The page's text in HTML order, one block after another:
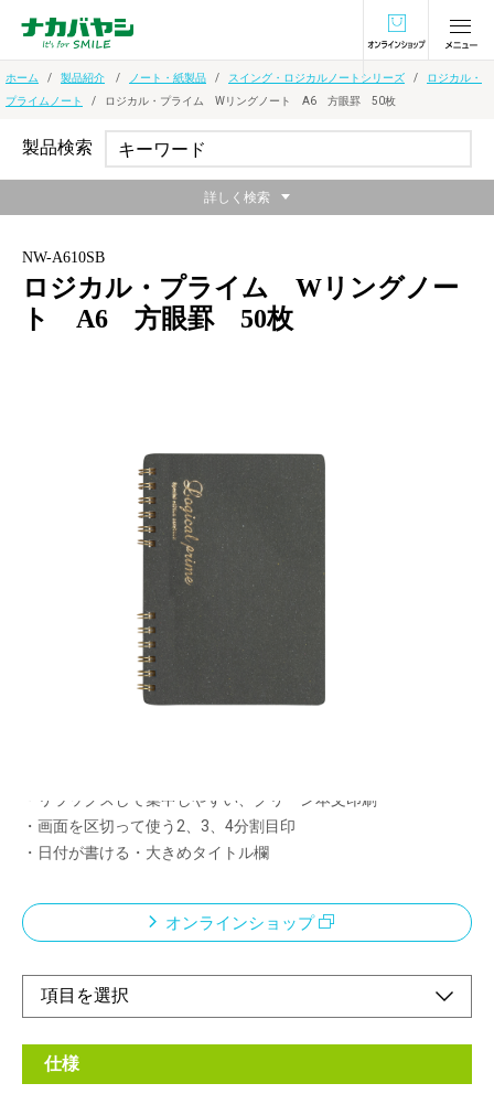
オンラインショ
ホーム 製品紹介 ノート・紙製品 スイング・ロジカルノートシリーズ
ロジカル・
プライムノート
ロジカル・プライム Wリングノート A6 方眼罫 50枚
NW-A610SB
ロジカル・プライム Wリングノー
ト A6 方眼罫 50枚
ロジカル・プライム・Wリングロジカルノート・
ワンランク上の「良質なノート」
プレミアムな7つの特長
サラサラで書きやすい（平滑度が2倍/当社比）
・リラックスして集中しやすい、グリーン本文印刷
・画面を区切って使う2、3、4分割目印
・日付が書ける・大きめタイトル欄
オンラインショップ
仕様
製品検索
詳しく検索